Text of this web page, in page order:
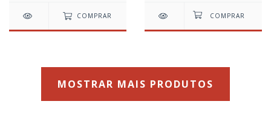
COMPRAR
MOSTRAR MAIS PRODUTOS